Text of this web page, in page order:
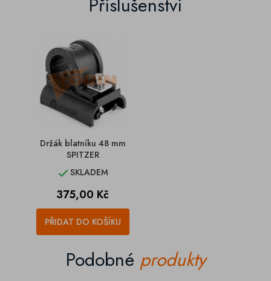
Držák blatníku 48 mm
SPITZER
SKLADEM
Cena
375,00 Kč
PŘIDAT DO KOŠÍKU
Podobné produkty